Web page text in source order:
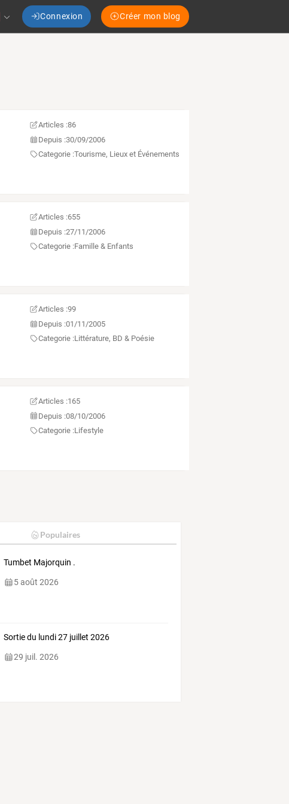
Connexion Créer mon blog
Articles :86
Depuis :30/09/2006
Categorie :Tourisme, Lieux et Événements
Articles :655
Depuis :27/11/2006
Categorie :Famille & Enfants
Articles :99
Depuis :01/11/2005
Categorie :Littérature, BD & Poésie
Articles :165
Depuis :08/10/2006
Categorie :Lifestyle
Populaires
Tumbet Majorquin .
5 août 2026
Sortie du lundi 27 juillet 2026
29 juil. 2026